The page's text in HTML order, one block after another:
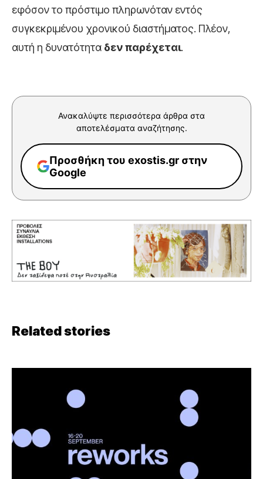
εφόσον το πρόστιμο πληρωνόταν εντός
συγκεκριμένου χρονικού διαστήματος. Πλέον,
αυτή η δυνατότητα δεν παρέχεται.
Ανακαλύψτε περισσότερα άρθρα στα
αποτελέσματα αναζήτησης.
Προσθήκη του exostis.gr στην
Google
Related stories